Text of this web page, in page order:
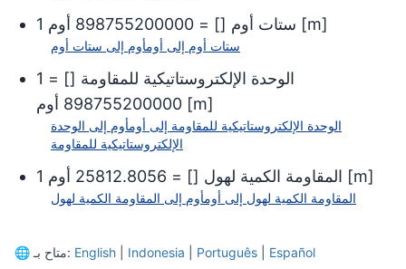
1 ستات أوم [
] =
898755200000 أوم [m]
ستات أوم إلى أومأوم إلى ستات أوم
1 الوحدة الإلكتروستاتيكية للمقاومة [
] =
898755200000 أوم [m]
الوحدة الإلكتروستاتيكية للمقاومة إلى أومأوم إلى الوحدة
الإلكتروستاتيكية للمقاومة
1 المقاومة الكمية لهول [
] =
25812.8056 أوم [m]
المقاومة الكمية لهول إلى أومأوم إلى المقاومة الكمية لهول
🌐 متاح بـ: English Indonesia Português Español